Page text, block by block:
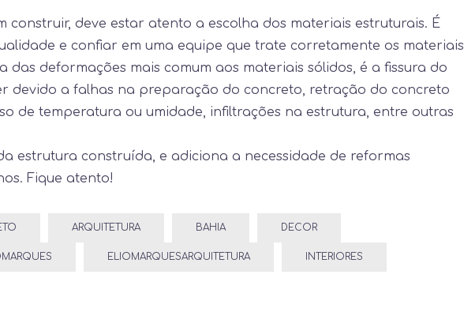
construir, deve estar atento a escolha dos materiais estruturais. É
e confiar em uma equipe que trate corretamente os materiais
das deformações mais comum aos materiais sólidos, é a fissura do
devido a falhas na preparação do concreto, retração do concreto
de temperatura ou umidade, infiltrações na estrutura, entre outras
estrutura construída, e adiciona a necessidade de reformas
Fique atento!
ARQUITETURA BAHIA DECOR
ELIOMARQUESARQUITETURA INTERIORES